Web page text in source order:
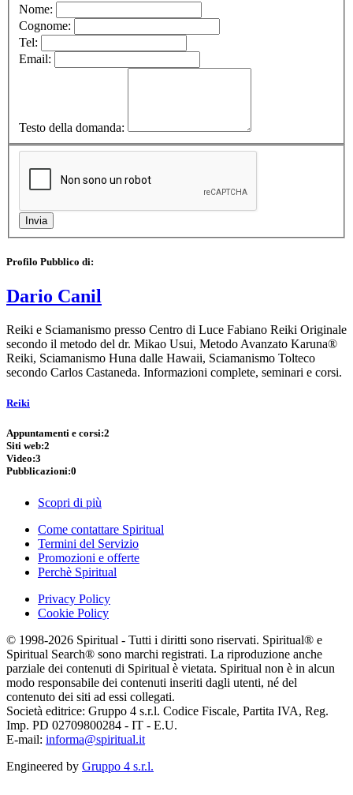
Nome:
Cognome:
Tel:
Email:
Testo della domanda:
Profilo Pubblico di:
Dario Canil
Reiki e Sciamanismo presso Centro di Luce Fabiano Reiki Originale
secondo il metodo del dr. Mikao Usui, Metodo Avanzato Karuna®
Reiki, Sciamanismo Huna dalle Hawaii, Sciamanismo Tolteco
secondo Carlos Castaneda. Informazioni complete, seminari e corsi.
Reiki
Appuntamenti e corsi:2
Siti web:2
Video:3
Pubblicazioni:0
Scopri di più
Come contattare Spiritual
Termini del Servizio
Promozioni e offerte
Perchè Spiritual
Privacy Policy
Cookie Policy
© 1998-2026 Spiritual - Tutti i diritti sono riservati. Spiritual® e
Spiritual Search® sono marchi registrati. La riproduzione anche
parziale dei contenuti di Spiritual è vietata. Spiritual non è in alcun
modo responsabile dei contenuti inseriti dagli utenti, né del
contenuto dei siti ad essi collegati.
Società editrice: Gruppo 4 s.r.l. Codice Fiscale, Partita IVA, Reg.
Imp. PD 02709800284 - IT - E.U.
E-mail: informa@spiritual.it
Engineered by Gruppo 4 s.r.l.